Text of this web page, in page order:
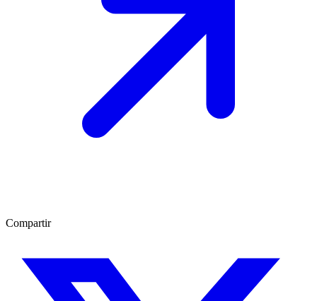
Compartir